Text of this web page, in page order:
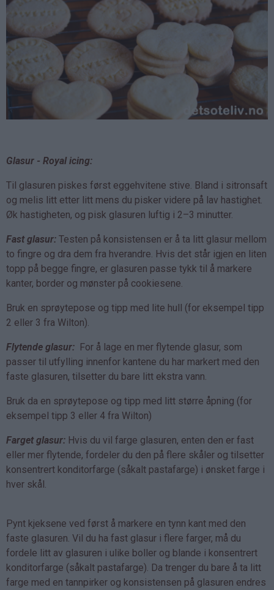
Glasur - Royal icing:
Til glasuren piskes først eggehvitene stive. Bland i sitronsaft
og melis litt etter litt mens du pisker videre på lav hastighet.
Øk hastigheten, og pisk glasuren luftig i 2–3 minutter.
Fast glasur: Testen på konsistensen er å ta litt glasur mellom
to fingre og dra dem fra hverandre. Hvis det står igjen en liten
topp på begge fingre, er glasuren passe tykk til å markere
kanter, border og mønster på cookiesene.
Bruk en sprøytepose og tipp med lite hull (for eksempel tipp
2 eller 3 fra Wilton).
Flytende glasur: For å lage en mer flytende glasur, som
passer til utfylling innenfor kantene du har markert med den
faste glasuren, tilsetter du bare litt ekstra vann.
Bruk da en sprøytepose og tipp med litt større åpning (for
eksempel tipp 3 eller 4 fra Wilton)
Farget glasur: Hvis du vil farge glasuren, enten den er fast
eller mer flytende, fordeler du den på flere skåler og tilsetter
konsentrert konditorfarge (såkalt pastafarge) i ønsket farge i
hver skål.
Pynt kjeksene ved først å markere en tynn kant med den
faste glasuren. Vil du ha fast glasur i flere farger, må du
fordele litt av glasuren i ulike boller og blande i konsentrert
konditorfarge (såkalt pastafarge). Da trenger du bare å ta litt
farge med en tannpirker og konsistensen på glasuren endres